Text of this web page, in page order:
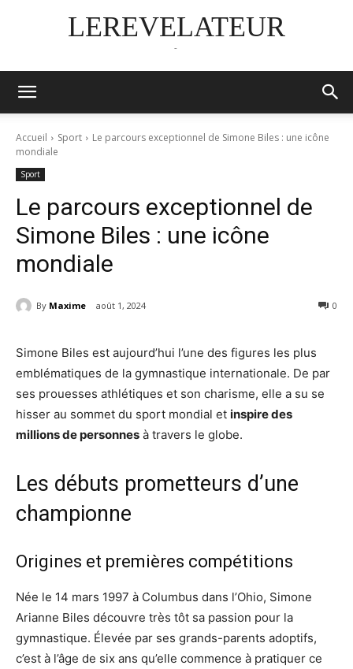
LEREVELATEUR
-
Accueil Sport
Le parcours exceptionnel de Simone Biles : une icône
mondiale
Sport
Le parcours exceptionnel de
Simone Biles : une icône
mondiale
By Maxime août 1, 2024 0
Simone Biles est aujourd’hui l’une des figures les plus
emblématiques de la gymnastique internationale. De par
ses prouesses athlétiques et son charisme, elle a su se
hisser au sommet du sport mondial et inspire des
millions de personnes à travers le globe.
Les débuts prometteurs d’une
championne
Origines et premières compétitions
Née le 14 mars 1997 à Columbus dans l’Ohio, Simone
Arianne Biles découvre très tôt sa passion pour la
gymnastique. Élevée par ses grands-parents adoptifs,
c’est à l’âge de six ans qu’elle commence à pratiquer ce